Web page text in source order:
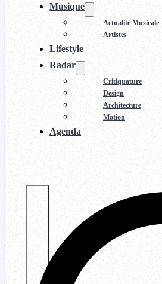
Musique
Actualité Musicale
Artistes
Lifestyle
Radar
Critiquature
Design
Architecture
Motion
Agenda